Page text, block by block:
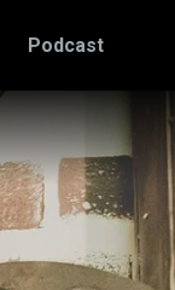
Podcast